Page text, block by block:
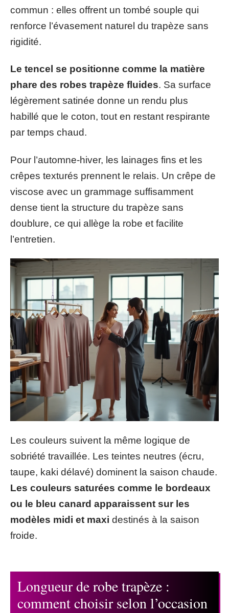
commun : elles offrent un tombé souple qui
renforce l’évasement naturel du trapèze sans
rigidité.
Le tencel se positionne comme la matière
phare des robes trapèze fluides. Sa surface
légèrement satinée donne un rendu plus
habillé que le coton, tout en restant respirante
par temps chaud.
Pour l’automne-hiver, les lainages fins et les
crêpes texturés prennent le relais. Un crêpe de
viscose avec un grammage suffisamment
dense tient la structure du trapèze sans
doublure, ce qui allège la robe et facilite
l’entretien.
Les couleurs suivent la même logique de
sobriété travaillée. Les teintes neutres (écru,
taupe, kaki délavé) dominent la saison chaude.
Les couleurs saturées comme le bordeaux
ou le bleu canard apparaissent sur les
modèles midi et maxi destinés à la saison
froide.
Longueur de robe trapèze :
comment choisir selon l’occasion